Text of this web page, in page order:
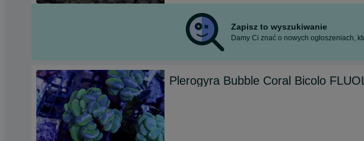
Zapisz to wyszukiwanie
Damy Ci znać o nowych ogłoszeniach,
Plerogyra Bubble Coral Bicolo